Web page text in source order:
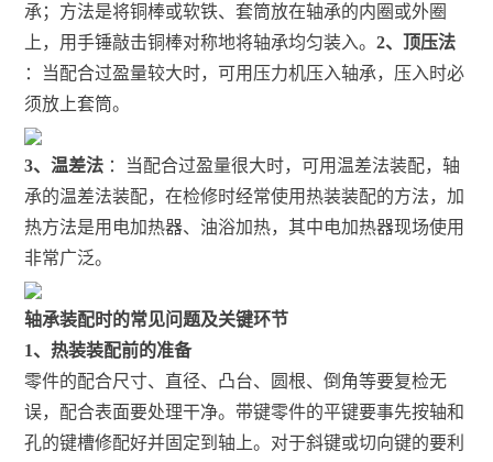
承；方法是将铜棒或软铁、套筒放在轴承的内圈或外圈
上，用手锤敲击铜棒对称地将轴承均匀装入。2、顶压法
：当配合过盈量较大时，可用压力机压入轴承，压入时必
须放上套筒。
3、温差法 ：当配合过盈量很大时，可用温差法装配，轴
承的温差法装配，在检修时经常使用热装装配的方法，加
热方法是用电加热器、油浴加热，其中电加热器现场使用
非常广泛。
轴承装配时的常见问题及关键环节
1、热装装配前的准备
零件的配合尺寸、直径、凸台、圆根、倒角等要复检无
误，配合表面要处理干净。带键零件的平键要事先按轴和
孔的键槽修配好并固定到轴上。对于斜键或切向键的要利